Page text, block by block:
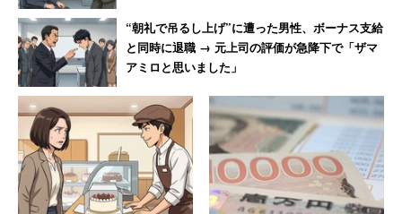
社会人になってから取れた最も長い連休日数は「5日」
（17％）が最多。暦通り休むことはもちろん、長期の休み
を取ること自体、まだまだ難しいと伺える。
10連休になった場合、暦通り休めそうと答えた人の6割が
「旅行をしたい」と回答している。一方、「旅行をしたく
ない」（40％）人からは「混雑が予想されるから」
（27％）、「ゴールデンウィークは旅費がかさむから」
“朝礼で吊るし上げ”に遭った男性、ボーナス支給
と同時に退職 → 元上司の評価が急降下で「ザマ
アミロと思いました」